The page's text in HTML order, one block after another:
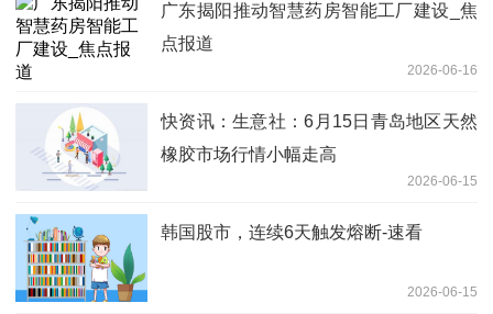
广东揭阳推动智慧药房智能工厂建设_焦
点报道
2026-06-16
快资讯：生意社：6月15日青岛地区天然
橡胶市场行情小幅走高
2026-06-15
韩国股市，连续6天触发熔断-速看
2026-06-15